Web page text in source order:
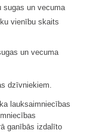
un vecuma
vienību skaits
un vecuma
dzīvniekiem.
lauksaimniecības
ganībās izdalīto